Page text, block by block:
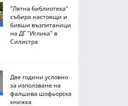
"Лятна библиотека"
събира настоящи и
бивши възпитаници
на ДГ "Иглика" в
Силистра
Две години условно
за използване на
фалшива шофьорска
книжка